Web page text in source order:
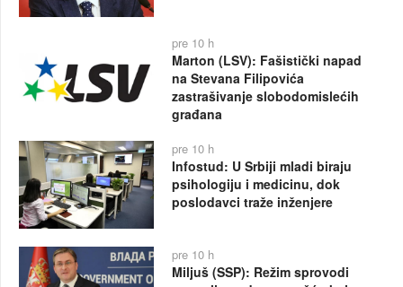
pre 10 h
Marton (LSV): Fašistički napad
na Stevana Filipovića
zastrašivanje slobodomislećih
građana
pre 10 h
Infostud: U Srbiji mladi biraju
psihologiju i medicinu, dok
poslodavci traže inženjere
pre 10 h
Miljuš (SSP): Režim sprovodi